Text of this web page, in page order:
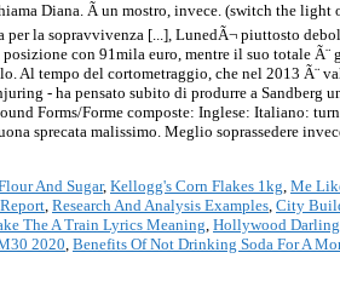
Diana. Ã un mostro, invece. (switch the
per la sopravvivenza [...], LunedÃ¬ piuttosto
con 91mila euro, mentre il suo totale
Al tempo del cortometraggio, che nel 2013 Ã¨
- ha pensato subito di produrre a Sandberg
Forms/Forme composte: Inglese: Italiano:
sprecata malissimo. Meglio soprassedere
And Sugar, Kellogg's Corn Flakes 1kg, Me
, Research And Analysis Examples, City
The A Train Lyrics Meaning, Hollywood
2020, Benefits Of Not Drinking Soda For A